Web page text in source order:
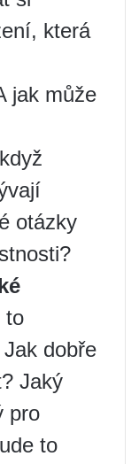
která
jak může
otázky
to
dobře
Jaký
pro
to